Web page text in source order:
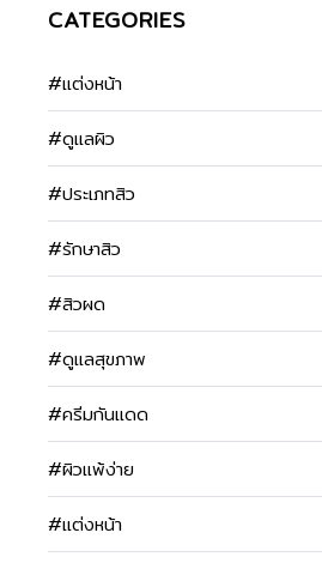
CATEGORIES
#แต่งหน้า
#ดูแลผิว
#ประเภทสิว
#รักษาสิว
#สิวผด
#ดูแลสุขภาพ
#ครีมกันแดด
#ผิวแพ้ง่าย
#แต่งหน้า